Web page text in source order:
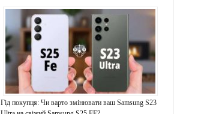
Гід покупця: Чи варто змінювати ваш Samsung S23